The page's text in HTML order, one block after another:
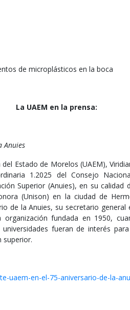
de microplásticos en la boca
La UAEM en la prensa:
Anuies
Estado de Morelos (UAEM),
1.2025 del Consejo
Superior (Anuies), en su calidad
(Unison) en la ciudad de
de la Anuies, su secretario
fundada en 1950,
fueran de interés
superior.
uaem-en-el-75-aniversario-de-la-